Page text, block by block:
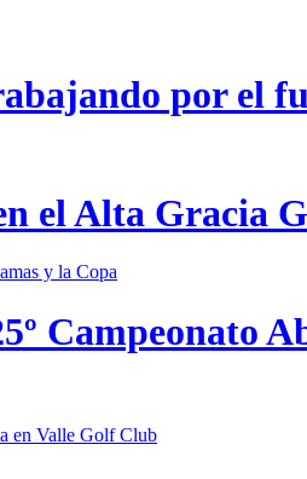
por el
el Alta Gracia
Campeonato